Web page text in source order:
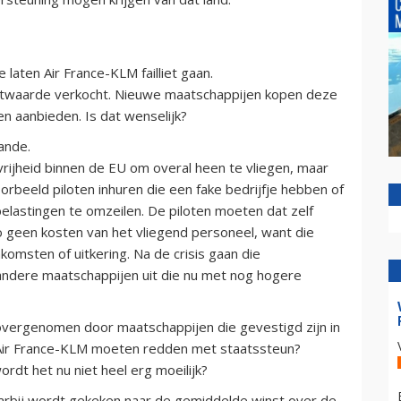
Air France-KLM failliet gaan.
verkocht. Nieuwe maatschappijen kopen deze
aanbieden. Is dat wenselijk?
binnen de EU om overal heen te vliegen, maar
piloten inhuren die een fake bedrijfje hebben of
te omzeilen. De piloten moeten dat zelf
kosten van het vliegend personeel, want die
of uitkering. Na de crisis gaan die
maatschappijen uit die nu met nog hogere
door maatschappijen die gevestigd zijn in
France-KLM moeten redden met staatssteun?
het nu niet heel erg moeilijk?